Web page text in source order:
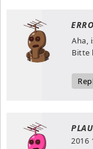
Aha,
Bitte
2016